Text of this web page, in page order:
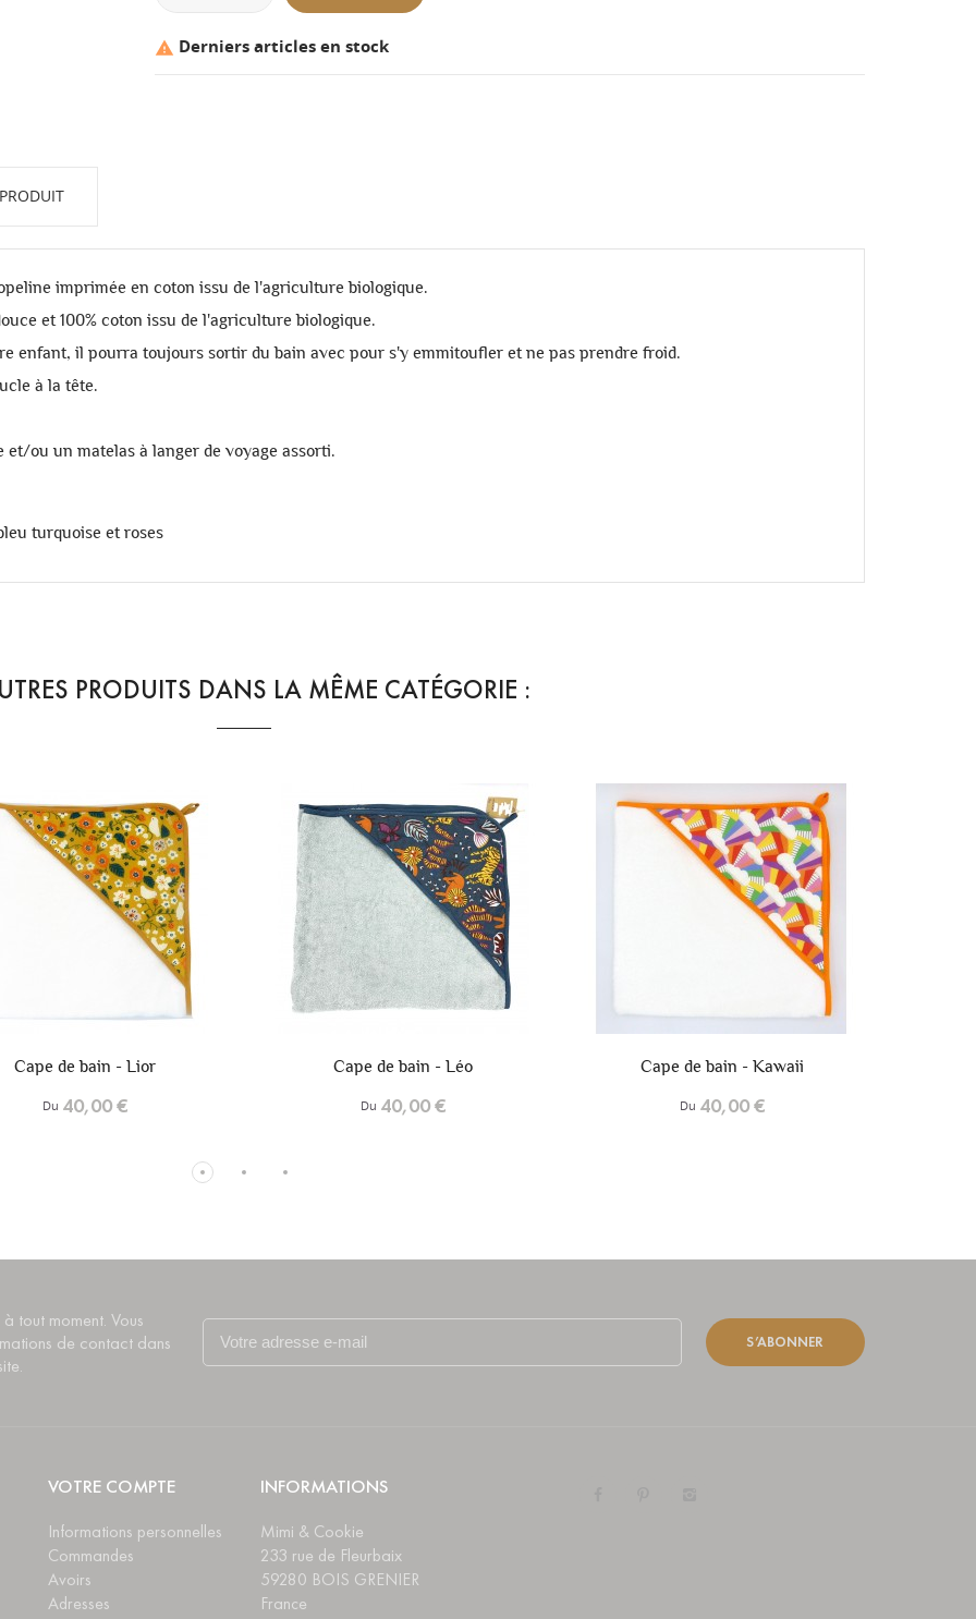
 Derniers articles en stock
imprimée en coton issu de l'agriculture biologique.
et 100% coton issu de l'agriculture biologique.
enfant, il pourra toujours sortir du bain avec pour s'y emmitoufler et ne pas prendre froid.
à la tête.
ou un matelas à langer de voyage assorti.
turquoise et roses
PRODUITS DANS LA MÊME CATÉGORIE :
Cape de bain - Léo
Du 40,00 €
Cape de bain - Kawaii
Du 40,00 €
Cape de bain - Motif "Archi"
Du 40,00 €
tout moment. Vous
de contact dans
S’ABONNER
VOTRE COMPTE
Informations personnelles
Commandes
Avoirs
Adresses
INFORMATIONS
Mimi & Cookie
233 rue de Fleurbaix
59280 BOIS GRENIER
France